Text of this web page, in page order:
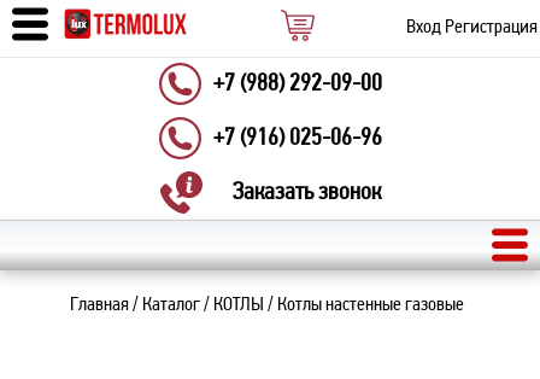
Вход Регистрация
+7 (988) 292-09-00
+7 (916) 025-06-96
Заказать звонок
Главная/ Каталог/ КОТЛЫ / Котлы настенные газовые